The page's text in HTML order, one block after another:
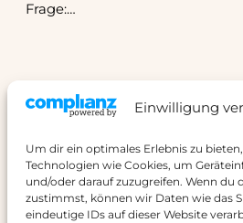
Einwilligung
Um dir ein optimales Erlebnis zu
Technologien wie Cookies, um
und/oder darauf zuzugreifen. Wenn du
zustimmst, können wir Daten wie das
eindeutige IDs auf dieser Website
Frage:…
Cobra-